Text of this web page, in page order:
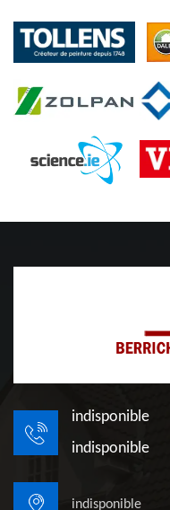
indisponible
indisponible
indisponible